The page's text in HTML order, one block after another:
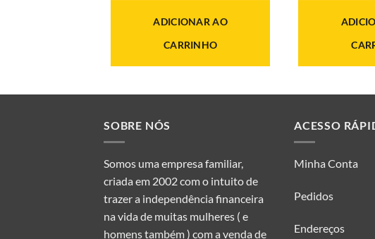
original
R$29.00.
atual
ADICIONAR AO
CARRINHO
SOBRE NÓS
Somos uma empresa familiar,
criada em 2002 com o intuito de
trazer a independência financeira
na vida de muitas mulheres ( e
homens também ) com a venda de
ACESSO
Minha Conta
Pedidos
Endereços